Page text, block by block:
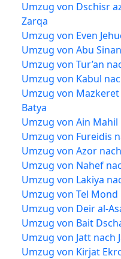
Umzug von Dschisr
Zarqa
Umzug von Even
Umzug von Abu
Umzug von Tur’an
Umzug von Kabul
Umzug von
Batya
Umzug von Ain
Umzug von Fureidis
Umzug von Azor
Umzug von Nahef
Umzug von Lakiya
Umzug von Tel
Umzug von Deir al-
Umzug von Bait
Umzug von Jatt nach
Umzug von Kirjat